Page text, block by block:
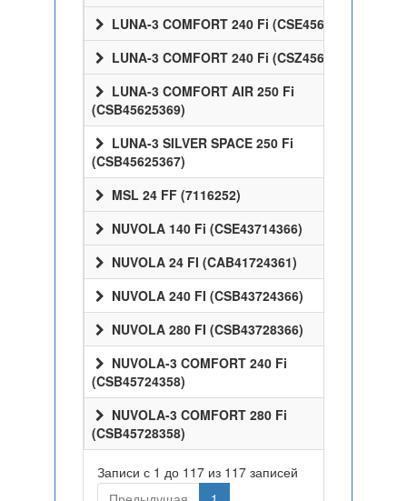
LUNA-3 COMFORT 240 Fi (CSE45624358)
LUNA-3 COMFORT 240 Fi (CSZ45624358)
LUNA-3 COMFORT AIR 250 Fi
(CSB45625369)
LUNA-3 SILVER SPACE 250 Fi
(CSB45625367)
MSL 24 FF (7116252)
NUVOLA 140 Fi (CSE43714366)
NUVOLA 24 FI (CAB41724361)
NUVOLA 240 FI (CSB43724366)
NUVOLA 280 FI (CSB43728366)
NUVOLA-3 COMFORT 240 Fi
(CSB45724358)
NUVOLA-3 COMFORT 280 Fi
(CSB45728358)
Записи с 1 до 117 из 117 записей